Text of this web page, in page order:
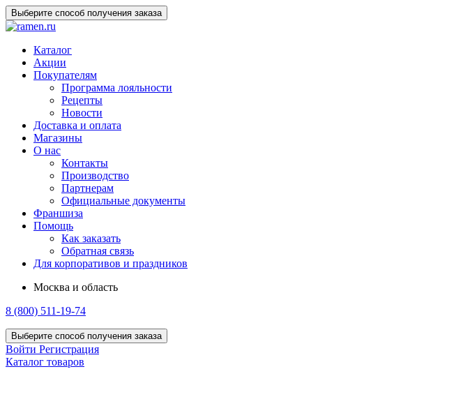
Выберите способ получения заказа
Каталог
Акции
Покупателям
Программа лояльности
Рецепты
Новости
Доставка и оплата
Магазины
О нас
Контакты
Производство
Партнерам
Официальные документы
Франшиза
Помощь
Как заказать
Обратная связь
Для корпоративов и праздников
Москва и область
8 (800) 511-19-74
Выберите способ получения заказа
Войти Регистрация
Каталог товаров